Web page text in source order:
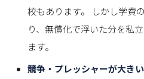
校もあります。 しかし学費
り、無償化で浮いた分を私
ます。
競争・プレッシャーが大きい